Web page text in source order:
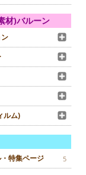
材)バルーン
ルム)
特集ページ 5